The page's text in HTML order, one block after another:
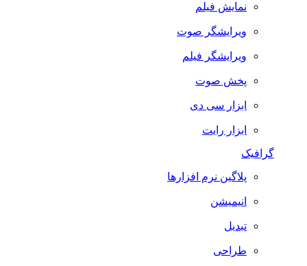
نمایش فیلم
ویرایشگر صوت
ویرایشگر فیلم
پخش صوت
ابزار سی دی
ابزار رایت
گرافیک
پلاگین نرم افزارها
انیمیشن
تبدیل
طراحی